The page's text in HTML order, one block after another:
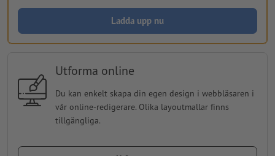
Ladda upp nu
Utforma online
Du kan enkelt skapa din egen design i webbläsaren i
vår online-redigerare. Olika layoutmallar finns
tillgängliga.